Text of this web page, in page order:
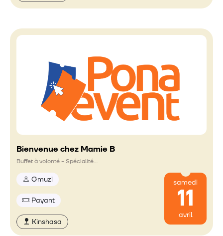
Bienvenue chez Mamie B
Buffet à volonté - Spécialité…
Gmuzi
Payant
Kinshasa
samedi
11
avril